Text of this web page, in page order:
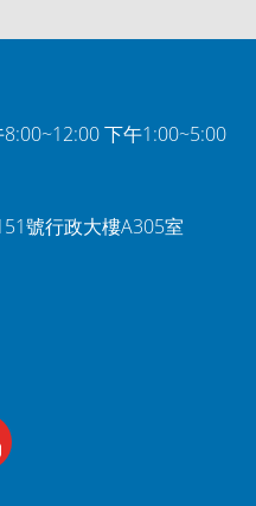
下午1:00~5:00
號行政大樓A305室